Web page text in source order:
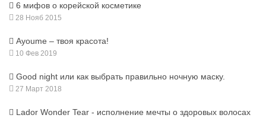
6 мифов о корейской косметике
28 Нояб 2015
Ayoume – твоя красота!
10 Фев 2019
Good night или как выбрать правильно ночную маску.
27 Март 2018
Lador Wonder Tear - исполнение мечты о здоровых волосах